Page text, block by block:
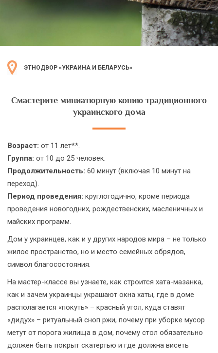
ЭТНОДВОР «УКРАИНА И БЕЛАРУСЬ»
Смастерите миниатюрную копию традиционного
украинского дома
Возраст: от 11 лет**.
Группа: от 10 до 25 человек.
Продолжительность: 60 минут (включая 10 минут на
переход).
Период проведения: круглогодично, кроме периода
проведения новогодних, рождественских, масленичных и
майских программ.
Дом у украинцев, как и у других народов мира – не только
жилое пространство, но и место семейных обрядов,
символ благосостояния.
На мастер-классе вы узнаете, как строится хата-мазанка,
как и зачем украинцы украшают окна хаты, где в доме
располагается «покуть» – красный угол, куда ставят
«дидух» – ритуальный сноп ржи, почему при уборке мусор
метут от порога жилища в дом, почему стол обязательно
должен быть покрыт скатертью и где должна висеть